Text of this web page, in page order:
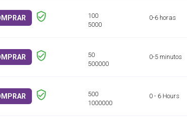
100
5000
0-6 horas
50
500000
0-5 minutos
500
1000000
0 - 6 Hours